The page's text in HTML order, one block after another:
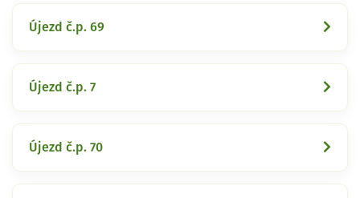
Újezd č.p. 69
Újezd č.p. 7
Újezd č.p. 70